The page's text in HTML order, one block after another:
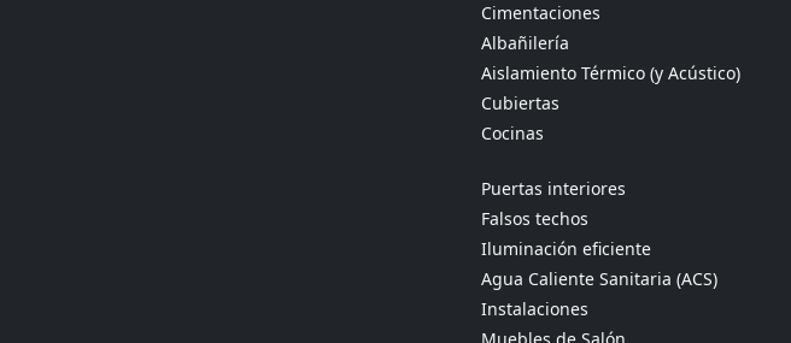
Cimentaciones
Albañilería
Aislamiento Térmico (y Acústico)
Cubiertas
Cocinas
Puertas interiores
Falsos techos
Iluminación eficiente
Agua Caliente Sanitaria (ACS)
Instalaciones